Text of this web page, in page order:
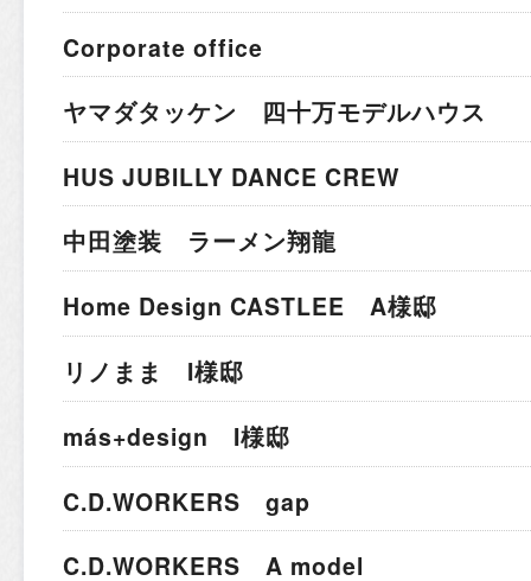
Corporate office
ヤマダタッケン 四十万モデルハウス
HUS JUBILLY DANCE CREW
中田塗装 ラーメン翔龍
Home Design CASTLEE A様邸
リノまま I様邸
más+design I様邸
C.D.WORKERS gap
C.D.WORKERS A model